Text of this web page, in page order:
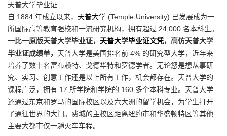
天普大学毕业证
自 1884 年成立以来， 天普大学 (Temple University) 已发展成为一
所国际高等教育强校和一流研究机构，拥有超过 24,000 名本科生。
一比一原版天普大学毕业证， 天普大学毕业证文凭，高仿天普大学
毕业证成绩单， 天普大学是美国排名前 4% 的研究型大学，近年来
培养了数十名富布赖特、戈德华特和罗德学者。无论您是想从事研
究、实习、创意工作还是以上所有工作，机会都存在。天普大学的
课程广泛，拥有 17 所学院和学院的 160 多个本科专业。天普大学
还通过东京和罗马的国际校区以及六大洲的留学机会，为学生打开
了通往世界的大门。费城的主校区距离纽约市和华盛顿特区等其他
主要大都市仅一趟火车车程。